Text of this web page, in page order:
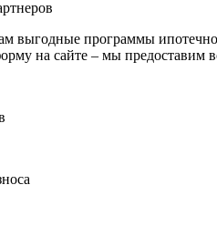
программы
на сайте – мы предоставим